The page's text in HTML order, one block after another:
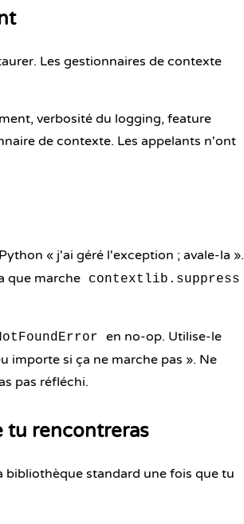
Les gestionnaires de contexte
verbosité du logging, feature
de contexte. Les appelants n'ont
« j'ai géré l'exception ; avale-la ».
que marche
contextlib.suppress
en no-op. Utilise-le
importe si ça ne marche pas ». Ne
pas réfléchi.
tu rencontreras
bibliothèque standard une fois que tu